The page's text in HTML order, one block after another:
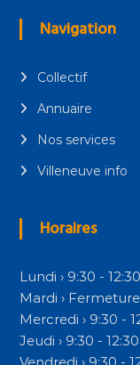
Navigation
Collectif
Annuaire
Nos services
Villeneuve info
Horaires
Lundi › 9:30 -
Mardi ›
Mercredi › 9:30 -
Jeudi › 9:30 -